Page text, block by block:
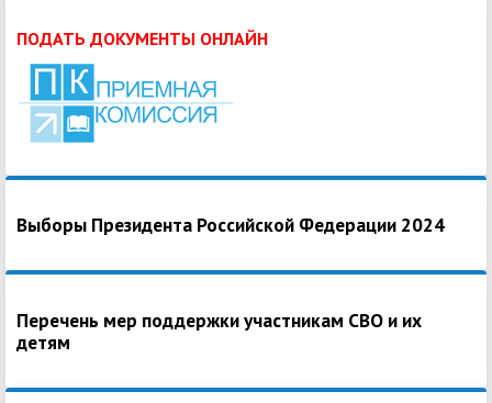
ПОДАТЬ ДОКУМЕНТЫ ОНЛАЙН
Выборы Президента Российской Федерации 2024
Перечень мер поддержки участникам СВО и их
детям